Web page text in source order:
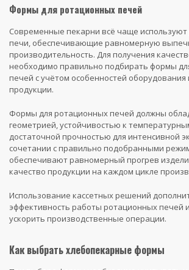
Формы для ротационных печей
Современные пекарни всё чаще
печи, обеспечивающие равномерную
производительность. Для получения
необходимо правильно подбирать формы
печей с учётом особенностей
продукции.
Формы для ротационных печей должны
геометрией, устойчивостью к
достаточной прочностью для интенсивной
сочетании с правильно подобранными
обеспечивают равномерный прогрев
качество продукции на каждом цикле
Использование кассетных решений
эффективность работы ротационных печей
ускорить производственные операции.
Как выбрать хлебопекарные формы